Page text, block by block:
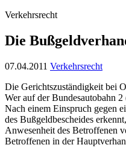
Verkehrsrecht
Die
07.04.2011 Verkehrsrecht
Die Gerichtszuständigkeit bei
Wer auf der Bundesautobahn
Nach einem Einspruch gegen
des Bußgeldbescheides
Anwesenheit des Betroffenen
Betroffenen in der